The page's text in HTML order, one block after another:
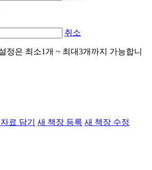
취소
정은 최소1개 ~ 최대3개까지 가능합니
료 담기 새 책장 등록 새 책장 수정